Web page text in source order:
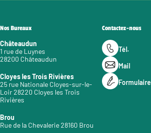
Nos Bureaux
Châteaudun
1 rue de Luynes
28200 Châteaudun
Cloyes les Trois Rivières
25 rue Nationale Cloyes-sur-le-
Loir 28220 Cloyes les Trois
Rivières
Brou
Rue de la Chevalerie 28160 Brou
Contactez-nous
Tél.
Mail
Formulaire